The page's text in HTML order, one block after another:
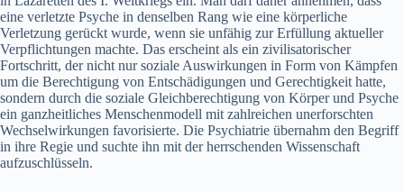
eine verletzte Psyche in denselben Rang wie eine körperliche
Verletzung gerückt wurde, wenn sie unfähig zur Erfüllung aktueller
Verpflichtungen machte. Das erscheint als ein zivilisatorischer
Fortschritt, der nicht nur soziale Auswirkungen in Form von Kämpfen
um die Berechtigung von Entschädigungen und Gerechtigkeit hatte,
sondern durch die soziale Gleichberechtigung von Körper und Psyche
ein ganzheitliches Menschenmodell mit zahlreichen unerforschten
Wechselwirkungen favorisierte. Die Psychiatrie übernahm den Begriff
in ihre Regie und suchte ihn mit der herrschenden Wissenschaft
aufzuschlüsseln.